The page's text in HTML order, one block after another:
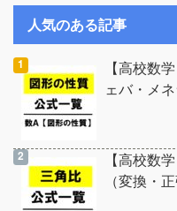
人気のある記事
【高校数
ェバ・メ
【高校数
（変換・